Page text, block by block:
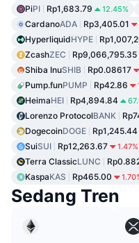
PiPI Rp1,683.79 12.45%
CardanoADA Rp3,405.01
HyperliquidHYPE
ZcashZEC Rp9,066,795.35
Shiba InuSHIB Rp0.08617
Pump.funPUMP Rp42.86
HeimaHEI Rp4,894.84
Lorenzo ProtocolBANK
DogecoinDOGE Rp1,245.44
SuiSUI Rp12,263.67 1.47%
Terra ClassicLUNC
KaspaKAS Rp465.00
Sedang Tren